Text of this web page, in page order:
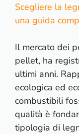
Scegliere la
una guida
Il mercato dei
pellet, ha
ultimi anni.
ecologica ed
combustibili
qualità è
tipologia di